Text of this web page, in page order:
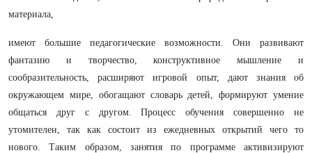
материала,
имеют большие педагогические возможности. Они развивают
фантазию и творчество, конструктивное мышление и
сообразительность, расширяют игровой опыт, дают знания об
окружающем мире, обогащают словарь детей, формируют умение
общаться друг с другом. Процесс обучения совершенно не
утомителен, так как состоит из ежедневных открытий чего то
нового. Таким образом, занятия по программе активизируют